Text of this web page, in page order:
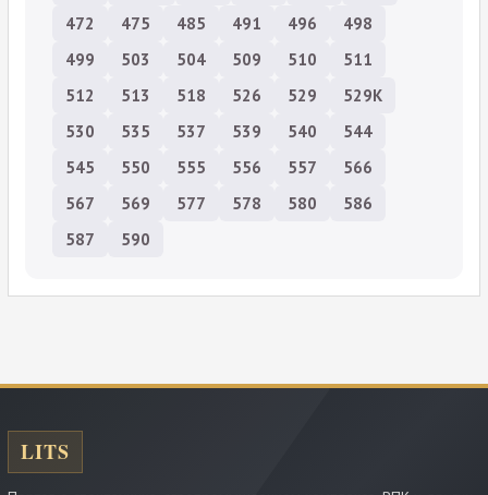
472
475 485 491 496
498
499
503 504 509 510
511
512
513 518 526 529
529К
530
535 537 539 540
544
545
550 555 556 557
566
567
569 577 578 580
586
587
590